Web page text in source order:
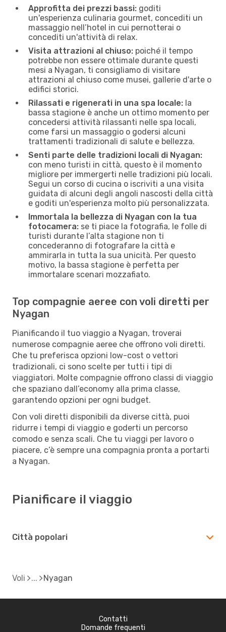
Approfitta dei prezzi bassi: goditi
un'esperienza culinaria gourmet, concediti un
massaggio nell’hotel in cui pernotterai o
concediti un'attività di relax.
Visita attrazioni al chiuso: poiché il tempo
potrebbe non essere ottimale durante questi
mesi a Nyagan, ti consigliamo di visitare
attrazioni al chiuso come musei, gallerie d'arte o
edifici storici.
Rilassati e rigenerati in una spa locale: la
bassa stagione è anche un ottimo momento per
concedersi attività rilassanti nelle spa locali,
come farsi un massaggio o godersi alcuni
trattamenti tradizionali di salute e bellezza.
Senti parte delle tradizioni locali di Nyagan:
con meno turisti in città, questo è il momento
migliore per immergerti nelle tradizioni più locali.
Segui un corso di cucina o iscriviti a una visita
guidata di alcuni degli angoli nascosti della città
e goditi un'esperienza molto più personalizzata.
Immortala la bellezza di Nyagan con la tua
fotocamera: se ti piace la fotografia, le folle di
turisti durante l’alta stagione non ti
concederanno di fotografare la città e
ammirarla in tutta la sua unicità. Per questo
motivo, la bassa stagione è perfetta per
immortalare scenari mozzafiato.
Top compagnie aeree con voli diretti per
Nyagan
Pianificando il tuo viaggio a Nyagan, troverai
numerose compagnie aeree che offrono voli diretti.
Che tu preferisca opzioni low-cost o vettori
tradizionali, ci sono scelte per tutti i tipi di
viaggiatori. Molte compagnie offrono classi di viaggio
che spaziano dall’economy alla prima classe,
garantendo opzioni per ogni budget.
Con voli diretti disponibili da diverse città, puoi
ridurre i tempi di viaggio e goderti un percorso
comodo e senza scali. Che tu viaggi per lavoro o
piacere, c’è sempre una compagnia pronta a portarti
a Nyagan.
Pianificare il viaggio
Città popolari
Voli Nyagan
Contatti
Domande frequenti